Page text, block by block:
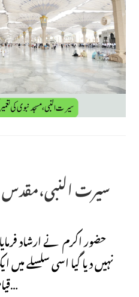
سیرت النبی،مقدس
حضور اکرم نے ارشاد
نہیں دیا گیا اسی سلسلے
قیامت قائم ہونے کی ایک نشانی…